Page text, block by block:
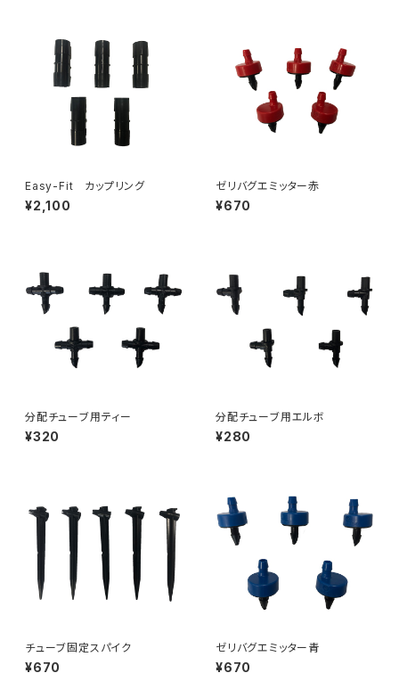
Easy-Fit カップリング
¥2,100
ゼリバグエミッター赤
¥670
分配チューブ用ティー
¥320
分配チューブ用エルボ
¥280
チューブ固定スパイク
¥670
ゼリバグエミッター青
¥670